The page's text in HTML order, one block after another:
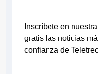
Inscríbete en
gratis las noticias
confianza de